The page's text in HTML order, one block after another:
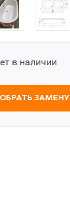
в наличии
ЗАМЕНУ